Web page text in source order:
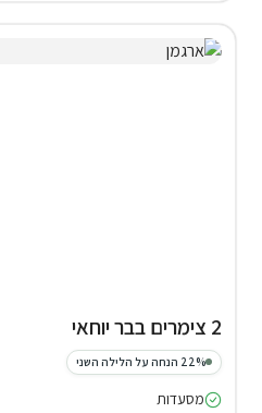
2 צימרים בבר יוחאי
22% הנחה על הלילה השני
מסעדות